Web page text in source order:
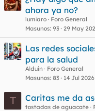
ahora ya no?
lumiaro
Foro General
Masunos 93 29 May
Las redes
para la salud
Alduin
Foro General
Masunos 83 14 Jul 2026
T Caritas me da
tostadas de aguacate